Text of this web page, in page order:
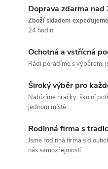
Doprava zdarma nad
Zboží skladem
24 hodin.
Ochotná a vstřícná
Rádi poradíme s výběrem,
Široký výběr pro
Nabízíme hračky, školní
jednom místě.
Rodinná firma s
Jsme rodinná firma s
nás samozřejmostí.